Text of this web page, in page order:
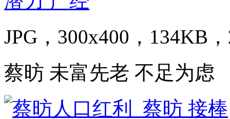
JPG，300x400，134KB
蔡昉 未富先老 不足为虑